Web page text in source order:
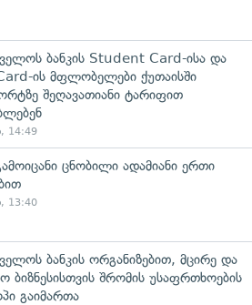
ბანკის Student Card-ისა და
ის მფლობელები ქუთაისში
შეღავათიანი ტარიფით
14:49
ცნობილი ადამიანი ერთი
13:40
ბანკის ორგანიზებით, მცირე და
ბიზნესისთვის შრომის უსაფრთხოების
გაიმართა